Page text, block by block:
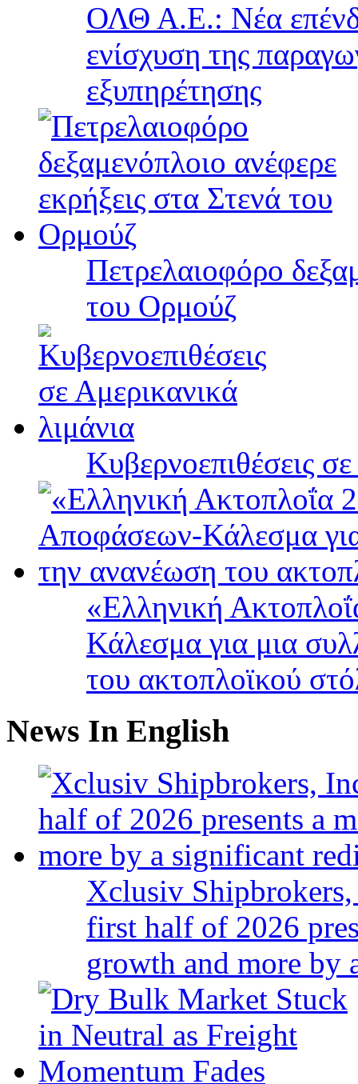
ΟΛΘ Α.Ε.: Νέα
ενίσχυση της
εξυπηρέτησης
Πετρελαιοφόρο
του Ορμούζ
Κυβερνοεπιθέσεις
«Ελληνική
Κάλεσμα για μια
του ακτοπλοϊκού
News In English
Xclusiv
first half of 2026
growth and more